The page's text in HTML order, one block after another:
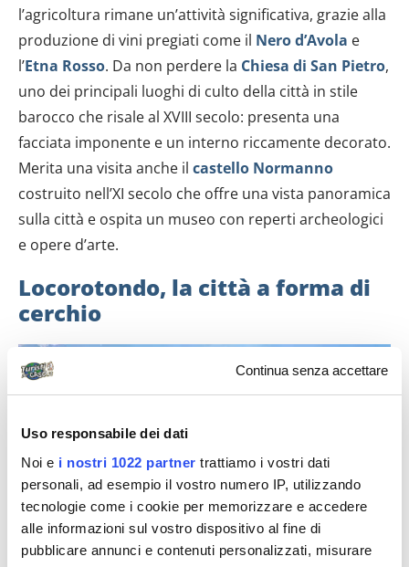
Continua senza accettare
Uso responsabile dei dati
Noi e i nostri 1022 partner trattiamo i vostri dati
personali, ad esempio il vostro numero IP, utilizzando
tecnologie come i cookie per memorizzare e accedere
alle informazioni sul vostro dispositivo al fine di
pubblicare annunci e contenuti personalizzati, misurare
l’agricoltura rimane un’attività significativa, grazie alla
produzione di vini pregiati come il Nero d’Avola e
l’Etna Rosso. Da non perdere la Chiesa di San Pietro,
uno dei principali luoghi di culto della città in stile
barocco che risale al XVIII secolo: presenta una
facciata imponente e un interno riccamente decorato.
Merita una visita anche il castello Normanno
costruito nell’XI secolo che offre una vista panoramica
sulla città e ospita un museo con reperti archeologici
e opere d’arte.
Locorotondo, la città a forma di
cerchio